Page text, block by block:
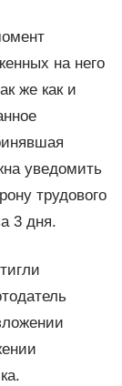
на него
же как и
уведомить
трудового
3 дня.